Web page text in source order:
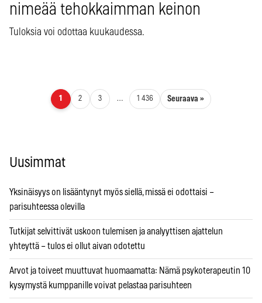
nimeää tehokkaimman keinon
Tuloksia voi odottaa kuukaudessa.
Artikkelien sivutus
1 2 3 … 1 436 Seuraava »
Uusimmat
Yksinäisyys on lisääntynyt myös siellä, missä ei odottaisi –
parisuhteessa olevilla
Tutkijat selvittivät uskoon tulemisen ja analyyttisen ajattelun
yhteyttä – tulos ei ollut aivan odotettu
Arvot ja toiveet muuttuvat huomaamatta: Nämä psykoterapeutin 10
kysymystä kumppanille voivat pelastaa parisuhteen